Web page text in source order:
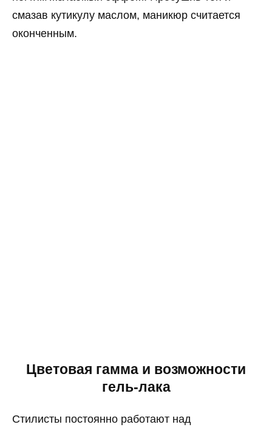
смазав кутикулу маслом, маникюр считается
оконченным.
Цветовая гамма и возможности
гель-лака
Стилисты постоянно работают над